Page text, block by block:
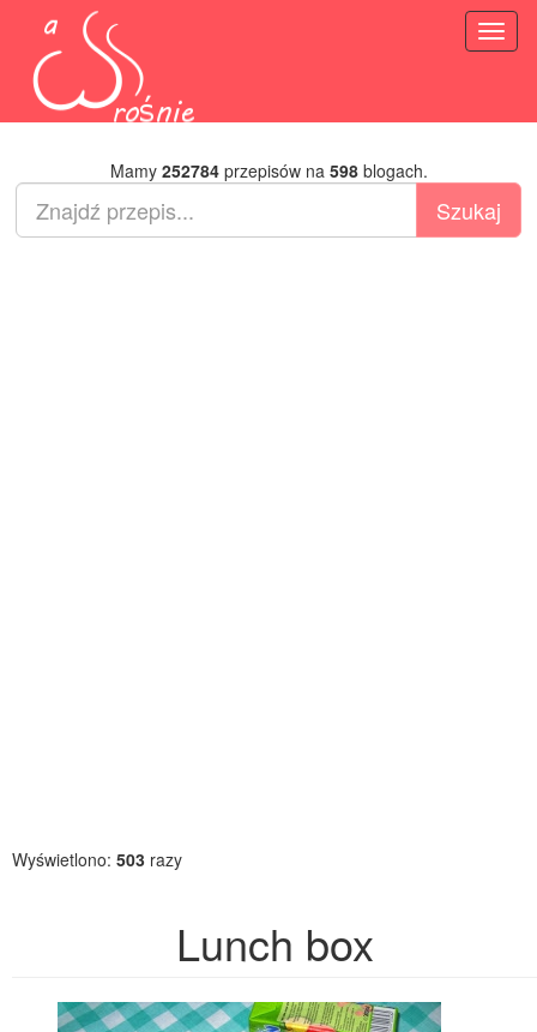
Mamy 252784przepisów na 598blogach.
Wyświetlono: 503 razy
Lunch box